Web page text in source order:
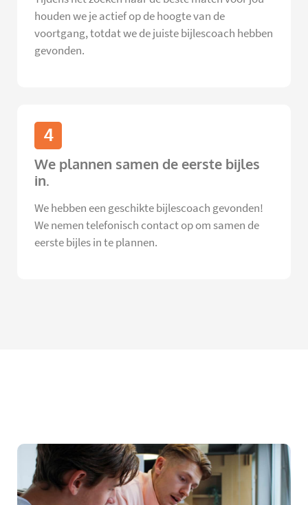
houden we je actief op de hoogte van de
voortgang, totdat we de juiste bijlescoach hebben
gevonden.
4
We plannen samen de eerste bijles
in.
We hebben een geschikte bijlescoach gevonden!
We nemen telefonisch contact op om samen de
eerste bijles in te plannen.